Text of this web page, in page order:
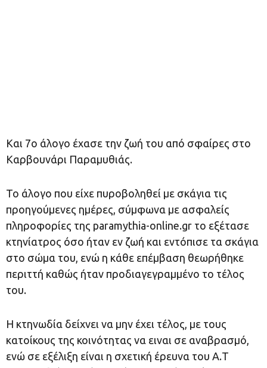
Και 7ο άλογο έχασε την ζωή του από σφαίρες στο
Καρβουνάρι Παραμυθιάς.
Το άλογο που είχε πυροβοληθεί με σκάγια τις
προηγούμενες ημέρες, σύμφωνα με ασφαλείς
πληροφορίες της paramythia-online.gr το εξέτασε
κτηνίατρος όσο ήταν εν ζωή και εντόπισε τα σκάγια
στο σώμα του, ενώ η κάθε επέμβαση θεωρήθηκε
περιττή καθώς ήταν προδιαγεγραμμένο το τέλος
του.
Η κτηνωδία δείχνει να μην έχει τέλος, με τους
κατοίκους της κοινότητας να ειναι σε αναβρασμό,
ενώ σε εξέλιξη είναι η σχετική έρευνα του Α.Τ